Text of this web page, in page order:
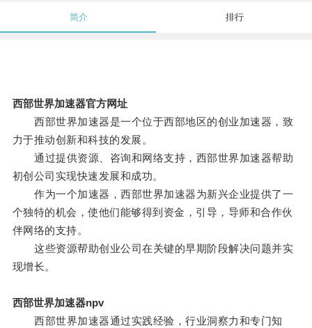
简介 排行
西部世界加速器官方网址
西部世界加速器是一个位于西部地区的创业加速器，致
力于推动创新和科技的发展。
通过提供资源、咨询和网络支持，西部世界加速器帮助
初创公司实现快速发展和成功。
作为一个加速器，西部世界加速器为新兴企业提供了一
个独特的机会，使他们能够得到资金，引导，导师和合作伙
伴网络的支持。
这些资源帮助创业公司在关键的早期阶段解决问题并实
现增长。
西部世界加速器npv
西部世界加速器通过实践经验，行业洞察力和专门知